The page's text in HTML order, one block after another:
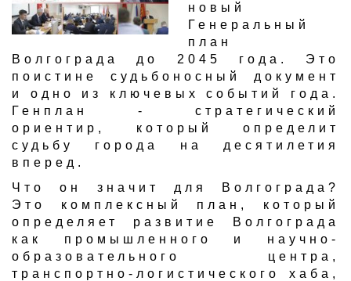
новый
Генеральный
план
Волгограда до 2045 года. Это
поистине судьбоносный документ
и одно из ключевых событий года.
Генплан - стратегический
ориентир, который определит
судьбу города на десятилетия
вперед.
Что он значит для Волгограда?
Это комплексный план, который
определяет развитие Волгограда
как промышленного и научно-
образовательного центра,
транспортно-логистического хаба,